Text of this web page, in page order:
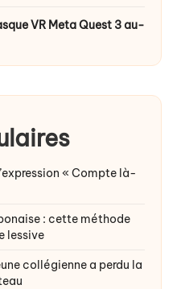
VR Meta Quest 3 au-
« Compte là-
: cette méthode
lessive
collégienne a perdu la